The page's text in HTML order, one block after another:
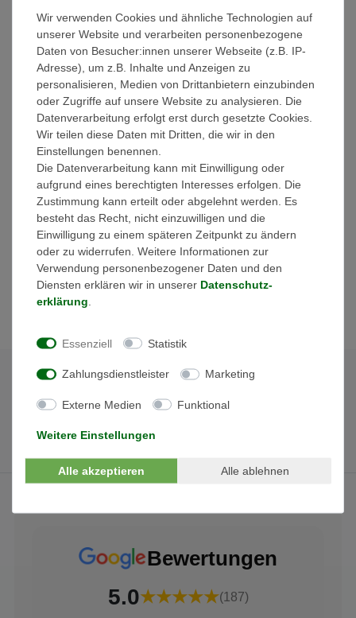
Technische Daten
Weitere Details
Mit den neuen Leistungsklassen seiner ET-Hybrid Serie von 15
bis 29,9 kW ist Goodwe einer der ersten auf dem deutschen
Markt. Mit klarem Fokus auf die neuen Anlagengrößen bringen
die Geräte auch passende Eckdaten mit. Bis zu 17 Ampere pro
DC Anschluss, 38 Ampere pro MPP Tracker und bis zu 2
Batterieeingänge mit je 50 Ampere Ladestrom. Dazu eine
leistungsstarke Backup-USV-Funktion < 10ms. Selbst Peak-
shaving wird von Goodwe als Einsatzoption angegeben.
Bewertungen
5.0★★★★★(187)
Wir verwenden Cookies und ähnliche Technologien auf
unserer Website und verarbeiten personenbezogene
Daten von Besucher:innen unserer Webseite (z.B. IP-
Adresse), um z.B. Inhalte und Anzeigen zu
personalisieren, Medien von Drittanbietern einzubinden
oder Zugriffe auf unsere Website zu analysieren. Die
Datenverarbeitung erfolgt erst durch gesetzte Cookies.
Wir teilen diese Daten mit Dritten, die wir in den
Einstellungen benennen.
Die Datenverarbeitung kann mit Einwilligung oder
aufgrund eines berechtigten Interesses erfolgen. Die
Zustimmung kann erteilt oder abgelehnt werden. Es
besteht das Recht, nicht einzuwilligen und die
Einwilligung zu einem späteren Zeitpunkt zu ändern
oder zu widerrufen. Weitere Informationen zur
Verwendung personenbezogener Daten und den
Diensten erklären wir in unserer Daten­schutz­
erklärung
Essenziell Statistik
Zahlungsdienstleister Marketing
Externe Medien Funktional
Weitere Einstellungen
Alle akzeptieren Alle ablehnen